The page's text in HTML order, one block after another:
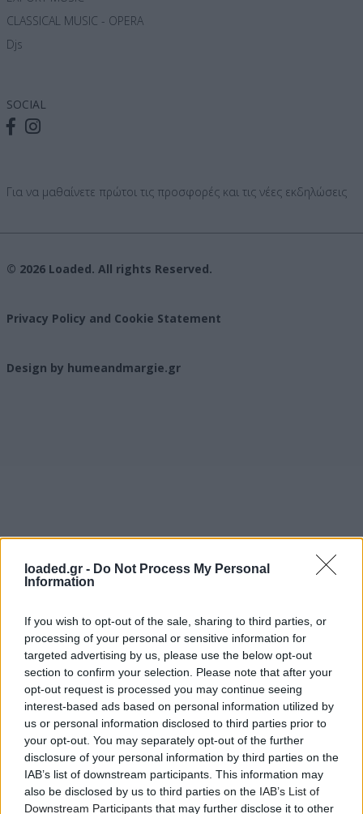
loaded.gr - Do Not Process My Personal
Information
If you wish to opt-out of the sale, sharing to third parties, or
processing of your personal or sensitive information for
targeted advertising by us, please use the below opt-out
section to confirm your selection. Please note that after your
opt-out request is processed you may continue seeing
interest-based ads based on personal information utilized by
us or personal information disclosed to third parties prior to
your opt-out. You may separately opt-out of the further
disclosure of your personal information by third parties on the
IAB’s list of downstream participants. This information may
also be disclosed by us to third parties on the IAB’s List of
Downstream Participants that may further disclose it to other
CLASSICAL MUSIC - OPERA
Djs
SOCIAL
Για να μαθαίνετε πρώτοι τις προσφορές και τις νέες εκδηλώσεις
© 2026 Loaded. All rights Reserved.
Privacy Policy and Cookie Statement
Design by humeandmargie.gr